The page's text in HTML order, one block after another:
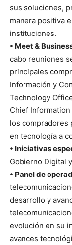
sus soluciones,
manera positiva
instituciones.
• Meet &
cabo reuniones
principales
Información y
Technology
Chief
los compradores
en tecnología a
• Iniciativas
Gobierno Digital
• Panel de
desarrollo y
evolución en su
avances